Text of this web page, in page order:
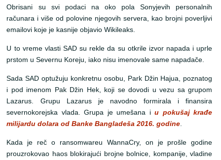
Obrisani su svi podaci na oko pola Sonyjevih personalnih
računara i više od polovine njegovih servera, kao brojni poverljivi
emailovi koje je kasnije objavio Wikileaks.
U to vreme vlasti SAD su rekle da su otkrile izvor napada i uprle
prstom u Severnu Koreju, iako nisu imenovale same napadače.
Sada SAD optužuju konkretnu osobu, Park Džin Hajua, poznatog
i pod imenom Pak Džin Hek, koji se dovodi u vezu sa grupom
Lazarus. Grupu Lazarus je navodno formirala i finansira
severnokorejska vlada. Grupa je umešana iu pokušajkrađe
milijardu dolara odBanke Bangladeša 2016. godine.
Kada je reč o ransomwareu WannaCry, on je prošle godine
prouzrokovao haos blokirajući brojne bolnice, kompanije, vladine